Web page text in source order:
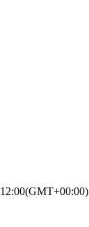
12:00(GMT+00:00)